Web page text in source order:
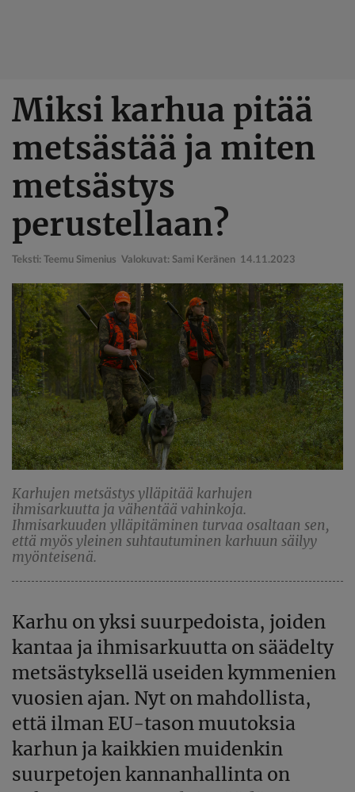
pääsisältöön
Miksi karhua pitää
metsästää ja miten
metsästys
perustellaan?
Teksti: Teemu Simenius Valokuvat: Sami Keränen 14.11.2023
Karhujen metsästys ylläpitää karhujen
ihmisarkuutta ja vähentää vahinkoja.
Ihmisarkuuden ylläpitäminen turvaa osaltaan sen,
että myös yleinen suhtautuminen karhuun säilyy
myönteisenä.
Karhu on yksi suurpedoista, joiden
kantaa ja ihmisarkuutta on säädelty
metsästyksellä useiden kymmenien
vuosien ajan. Nyt on mahdollista,
että ilman EU-tason muutoksia
karhun ja kaikkien muidenkin
suurpetojen kannanhallinta on